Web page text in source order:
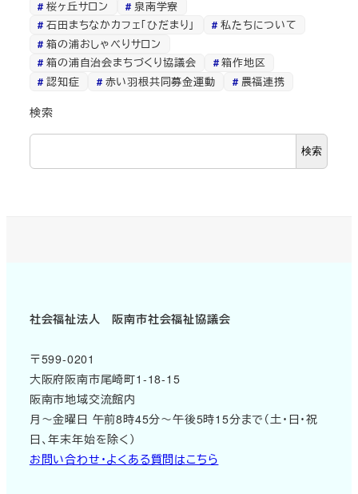
桜ヶ丘サロン
泉南学寮
石田まちなかカフェ「ひだまり」
私たちについて
箱の浦おしゃべりサロン
箱の浦自治会まちづくり協議会
箱作地区
認知症
赤い羽根共同募金運動 農福連携
検索
検索
社会福祉法人 阪南市社会福祉協議会
〒599-0201
大阪府阪南市尾崎町1-18-15
阪南市地域交流館内
月～金曜日 午前8時45分～午後5時15分まで（土・日・祝
日、年末年始を除く）
お問い合わせ・よくある質問はこちら